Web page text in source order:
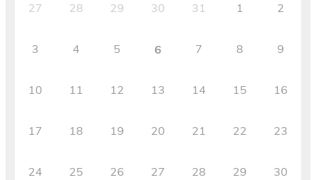
27 28 29 30 31 1 2
3 4 5 6 7 8 9
10 11 12 13 14 15 16
17 18 19 20 21 22 23
24 25 26 27 28 29 30